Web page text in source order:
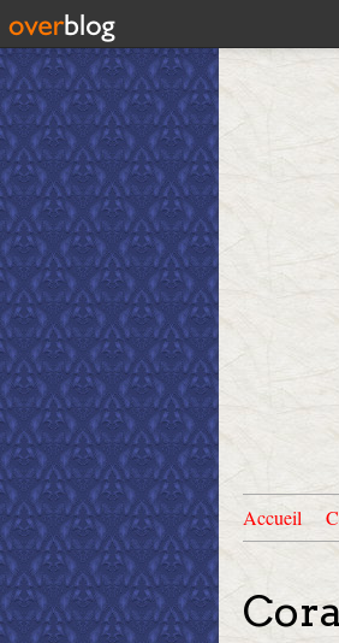
Accueil